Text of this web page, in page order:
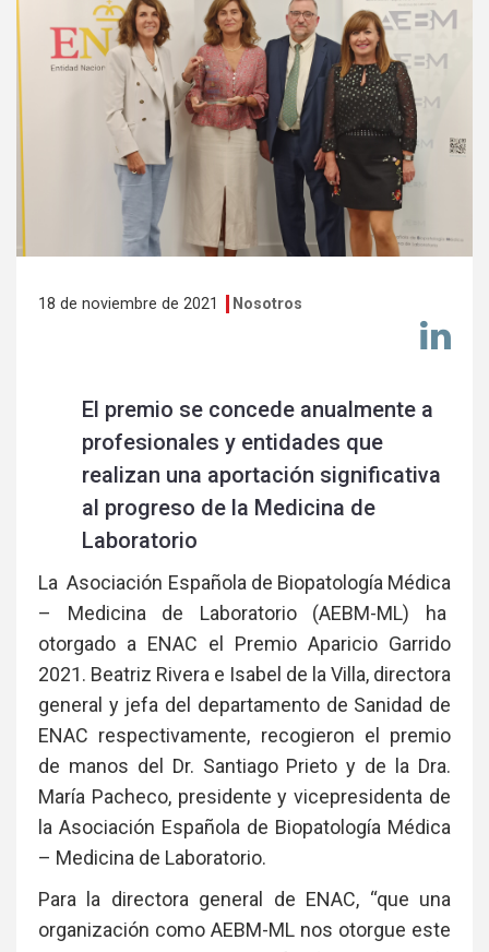
18 de noviembre de 2021 Nosotros
en
El premio se concede anualmente a
profesionales y entidades que
realizan una aportación significativa
al progreso de la Medicina de
Laboratorio
La Asociación Española de Biopatología Médica
– Medicina de Laboratorio (AEBM-ML) ha
otorgado a ENAC el Premio Aparicio Garrido
2021. Beatriz Rivera e Isabel de la Villa, directora
general y jefa del departamento de Sanidad de
ENAC respectivamente, recogieron el premio
de manos del Dr. Santiago Prieto y de la Dra.
María Pacheco, presidente y vicepresidenta de
la Asociación Española de Biopatología Médica
– Medicina de Laboratorio.
Para la directora general de ENAC, “que una
organización como AEBM-ML nos otorgue este